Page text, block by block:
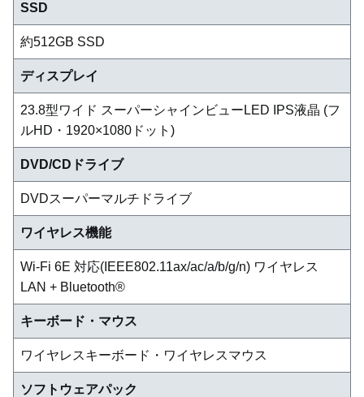
SSD
約512GB SSD
ディスプレイ
23.8型ワイド スーパーシャインビューLED IPS液晶 (フ
ルHD・1920×1080ドット)
DVD/CDドライブ
DVDスーパーマルチドライブ
ワイヤレス機能
Wi-Fi 6E 対応(IEEE802.11ax/ac/a/b/g/n) ワイヤレス
LAN + Bluetooth®
キーボード・マウス
ワイヤレスキーボード・ワイヤレスマウス
ソフトウェアパック